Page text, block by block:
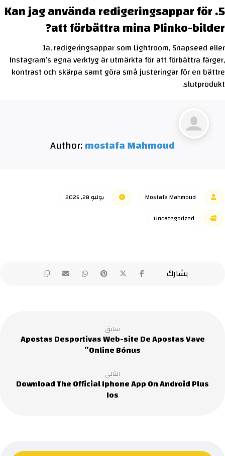
5. Kan jag använda redigeringsappar för
att förbättra mina Plinko-bilder?
Ja, redigeringsappar som Lightroom, Snapseed eller
Instagram’s egna verktyg är utmärkta för att förbättra färger,
kontrast och skärpa samt göra små justeringar för en bättre
slutprodukt.
Author:mostafa Mahmoud
Mostafa Mahmoud
يوليو 28, 2025
Uncategorized
سابق
Apostas Desportivas Web-site De Apostas Vave
Online Bónus”
التالي
Download The Official Iphone App On Android Plus
Ios